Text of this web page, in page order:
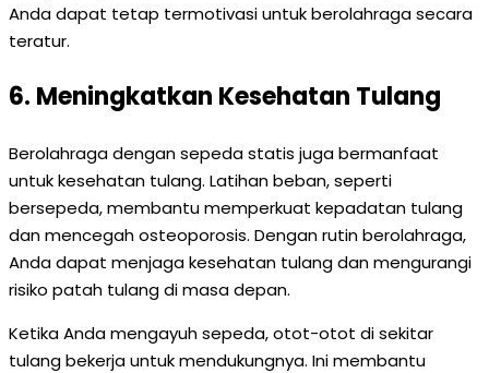
Anda dapat tetap termotivasi untuk berolahraga secara
teratur.
6. Meningkatkan Kesehatan Tulang
Berolahraga dengan sepeda statis juga bermanfaat
untuk kesehatan tulang. Latihan beban, seperti
bersepeda, membantu memperkuat kepadatan tulang
dan mencegah osteoporosis. Dengan rutin berolahraga,
Anda dapat menjaga kesehatan tulang dan mengurangi
risiko patah tulang di masa depan.
Ketika Anda mengayuh sepeda, otot-otot di sekitar
tulang bekerja untuk mendukungnya. Ini membantu